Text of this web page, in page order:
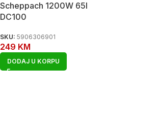
Scheppach 1200W 65l
DC100
SKU: 5906306901
249 KM
DODAJ U KORPU